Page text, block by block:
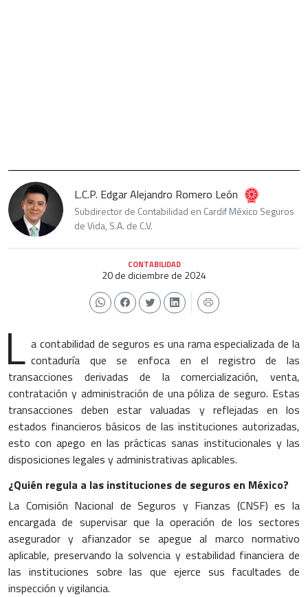
L.C.P. Edgar Alejandro Romero León
Subdirector de Contabilidad en Cardif México Seguros
de Vida, S.A. de C.V.
CONTABILIDAD
20 de diciembre de 2024
L a contabilidad de seguros es una rama especializada de la
contaduría que se enfoca en el registro de las
transacciones derivadas de la comercialización, venta,
contratación y administración de una póliza de seguro. Estas
transacciones deben estar valuadas y reflejadas en los
estados financieros básicos de las instituciones autorizadas,
esto con apego en las prácticas sanas institucionales y las
disposiciones legales y administrativas aplicables.
¿Quién regula a las instituciones de seguros en México?
La Comisión Nacional de Seguros y Fianzas (CNSF) es la
encargada de supervisar que la operación de los sectores
asegurador y afianzador se apegue al marco normativo
aplicable, preservando la solvencia y estabilidad financiera de
las instituciones sobre las que ejerce sus facultades de
inspección y vigilancia.